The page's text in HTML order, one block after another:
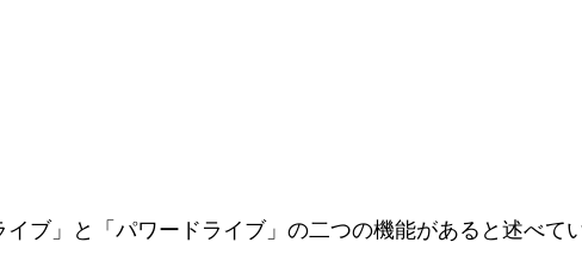
ブ」と「パワードライブ」の二つの機能があると述べて